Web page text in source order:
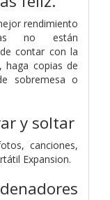
rendimiento
no están
contar con la
haga copias de
sobremesa o
y soltar
canciones,
Expansion.